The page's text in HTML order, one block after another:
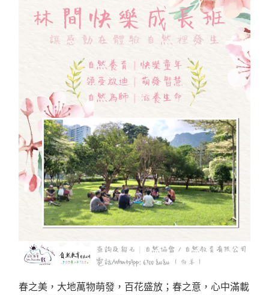
春之美，大地萬物萌發，百花盛放；春之意，心中滿載